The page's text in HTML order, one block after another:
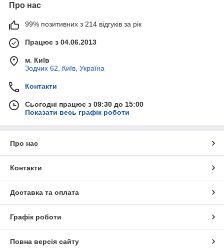
Про нас
99% позитивних з 214 відгуків за рік
Працює з 04.06.2013
м. Київ
Зодчих 62, Київ, Україна
Контакти
Сьогодні працює з 09:30 до 15:00
Показати весь графік роботи
Про нас
Контакти
Доставка та оплата
Графік роботи
Повна версія сайту